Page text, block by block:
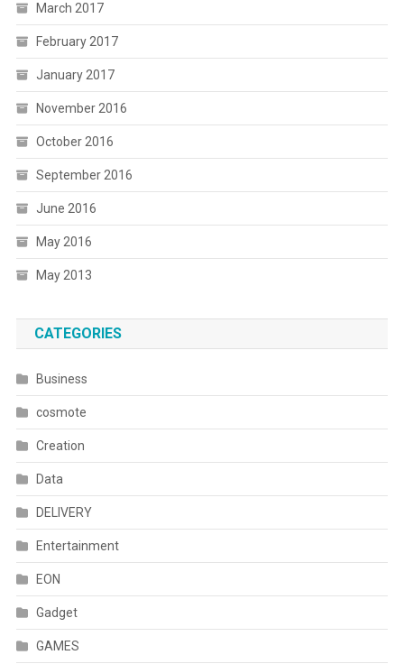
March 2017
February 2017
January 2017
November 2016
October 2016
September 2016
June 2016
May 2016
May 2013
CATEGORIES
Business
cosmote
Creation
Data
DELIVERY
Entertainment
EON
Gadget
GAMES